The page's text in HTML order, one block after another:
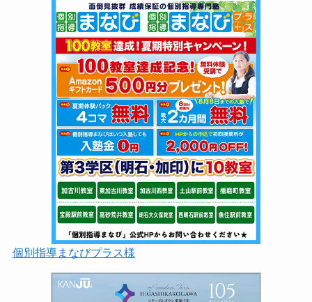
個別指導まなびプラス様